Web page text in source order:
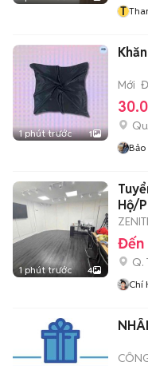
T
1 phút trước 1
Mới
Bảo
1 phút trước 4
Hộ/
Đến
Q.
Chí